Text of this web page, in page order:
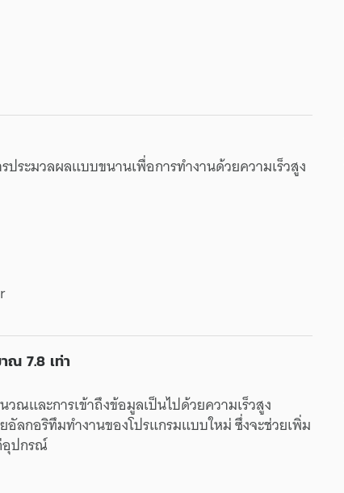
ประมวลผลแบบขนานเพื่อการทำงานด้วยความเร็วสูง
าณ 7.8 เท่า
วณและการเข้าถึงข้อมูลเป็นไปด้วยความเร็วสูง
อัลกอริทึมทำงานของโปรแกรมแบบใหม่ซึ่งจะช่วยเพิ่ม
อุปกรณ์